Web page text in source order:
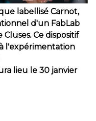
labellisé Carnot,
d'un FabLab
Ce dispositif
l'expérimentation
lieu le 30 janvier